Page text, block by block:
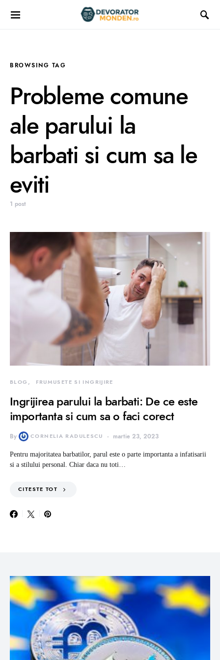
BROWSING TAG
Probleme comune
ale parului la
barbati si cum sa le
eviti
1 post
BLOG FRUMUSETE SI INGRIJIRE
Ingrijirea parului la barbati: De ce este
importanta si cum sa o faci corect
By CORNELIA RADULESCU martie 23, 2023
Pentru majoritatea barbatilor, parul este o parte importanta a infatisarii
si a stilului personal. Chiar daca nu toti…
CITESTE TOT